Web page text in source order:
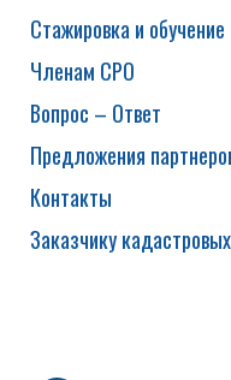
Стажировка и обучение
Членам СРО
Вопрос – Ответ
Предложения
Контакты
Заказчику